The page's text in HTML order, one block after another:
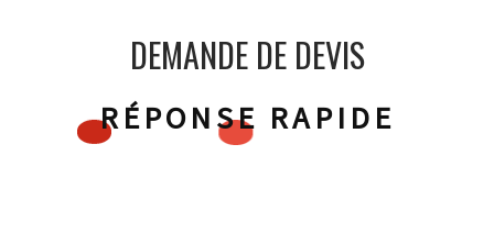
DEMANDE DE DEVIS
RÉPONSE RAPIDE